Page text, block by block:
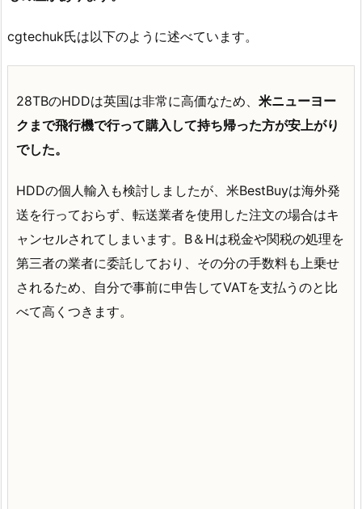
cgtechuk氏は以下のように述べています。
28TBのHDDは英国は非常に高価なため、 米ニューヨー
クまで飛行機で行って購入して持ち帰った方が安上がり
でした。
HDDの個人輸入も検討しましたが、米BestBuyは海外発
送を行っておらず、転送業者を使用した注文の場合はキ
ャンセルされてしまいます。B＆Hは税金や関税の処理を
第三者の業者に委託しており、その分の手数料も上乗せ
されるため、自分で事前に申告してVATを支払うのと比
べて高くつきます。